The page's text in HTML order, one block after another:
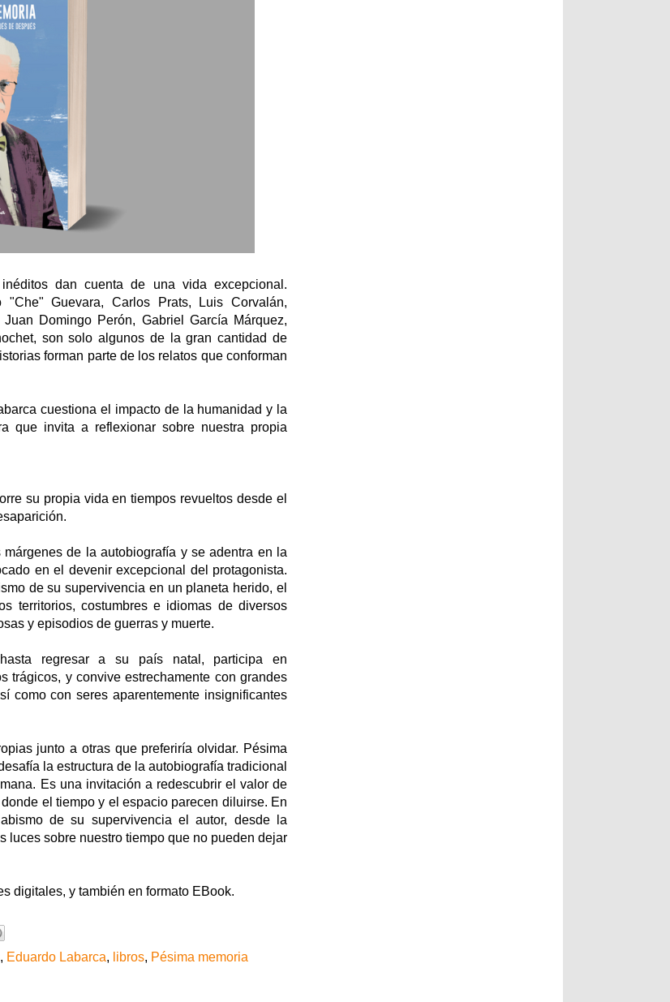
dan cuenta de una vida excepcional.
"Che" Guevara, Carlos Prats, Luis Corvalán,
Domingo Perón, Gabriel García Márquez,
son solo algunos de la gran cantidad de
forman parte de los relatos que conforman
cuestiona el impacto de la humanidad y la
que invita a reflexionar sobre nuestra propia
su propia vida en tiempos revueltos desde el
de la autobiografía y se adentra en la
en el devenir excepcional del protagonista.
de su supervivencia en un planeta herido, el
territorios, costumbres e idiomas de diversos
y episodios de guerras y muerte.
regresar a su país natal, participa en
trágicos, y convive estrechamente con grandes
como con seres aparentemente insignificantes
junto a otras que preferiría olvidar. Pésima
la estructura de la autobiografía tradicional
Es una invitación a redescubrir el valor de
el tiempo y el espacio parecen diluirse. En
de su supervivencia el autor, desde la
luces sobre nuestro tiempo que no pueden dejar
digitales, y también en formato EBook.
, Eduardo Labarca, libros, Pésima memoria